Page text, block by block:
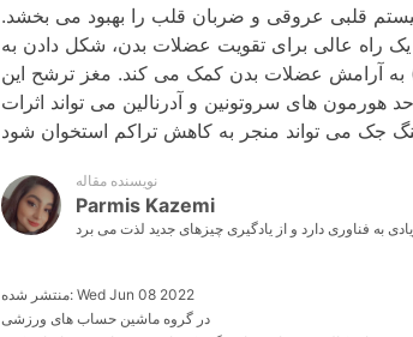
قلبی عروقی و ضربان قلب را بهبود می بخشد.
راه عالی برای تقویت عضلات بدن، شکل دادن به
به آرامش عضلات بدن کمک می کند. مغز ترشح این
های سروتونین و آدرنالین می تواند اثرات
نویسنده مقاله
Parmis Kazemi
منتشر شده: Wed Jun 08 2022
در گروه ماشین حساب های ورزشی